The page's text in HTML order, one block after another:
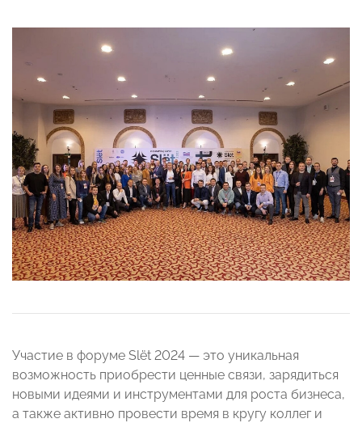
Участие в форуме Slёt 2024 — это уникальная
возможность приобрести ценные связи, зарядиться
новыми идеями и инструментами для роста бизнеса,
а также активно провести время в кругу коллег и